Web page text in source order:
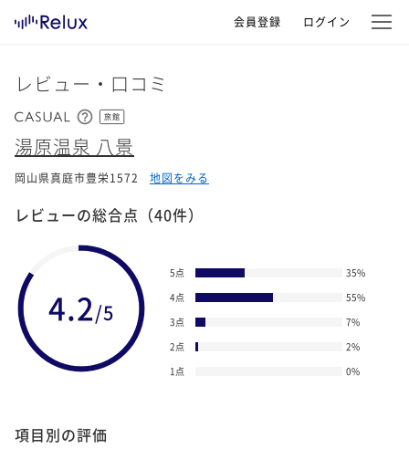
会員登録 ログイン
レビュー・口コミ
旅館
湯原温泉 八景
岡山県真庭市豊栄1572 地図をみる
レビューの総合点 （40件）
4.2/5
5点 35%
4点
55%
3点
7%
2点
2%
1点
0%
項目別の評価